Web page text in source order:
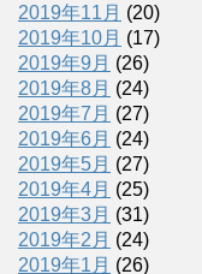
2019年11月 (20)
2019年10月 (17)
2019年9月 (26)
2019年8月 (24)
2019年7月 (27)
2019年6月 (24)
2019年5月 (27)
2019年4月 (25)
2019年3月 (31)
2019年2月 (24)
2019年1月 (26)